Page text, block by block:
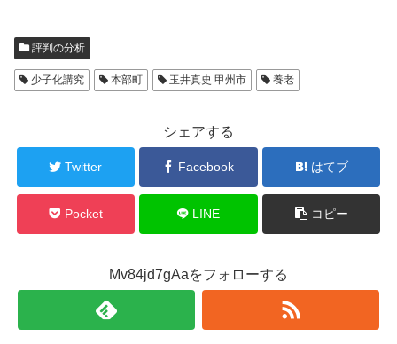
評判の分析
少子化講究 本部町 玉井真史 甲州市 養老
シェアする
Twitter Facebook はてブ
Pocket LINE コピー
Mv84jd7gAaをフォローする